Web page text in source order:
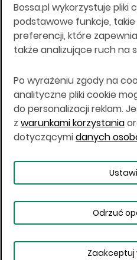
Wszelkie informacje na
informacje o produktach
kierowane do osób
zamieszkania lub pobytu
Japonii, ani w dowolnej
taki materiał byłby
których zgodne z
inwestycyjnych nie jest
jest możliwe złożenie
w danej jurysdykcji
nabycie poszczególnych
Copyright © 2026 BOŚ |
Warunki korzystania
Bossa.pl wykorzystuje pliki
podstawowe funkcje, takie
preferencji, które
także analizujące ruch na
Po wyrażeniu zgody na
analityczne pliki cookie
do personalizacji reklam.
z warunkami korzystania
dotyczącymidanych
Odrzuć
Zaakceptuj